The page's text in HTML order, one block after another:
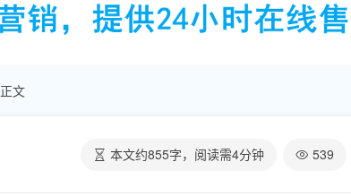
正文
本文约855字，阅读需4分钟 539